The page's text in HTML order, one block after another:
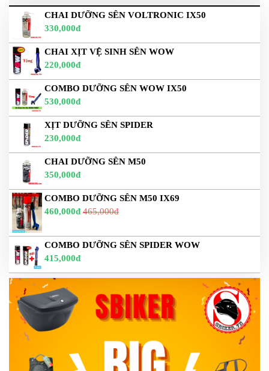
CHAI DƯỠNG SÊN VOLTRONIC IX50
330,000đ
CHAI XỊT VỆ SINH SÊN WOW
220,000đ
COMBO DƯỠNG SÊN WOW IX50
530,000đ
XỊT DƯỠNG SÊN SPIDER
230,000đ
CHAI DƯỠNG SÊN M50
350,000đ
COMBO DƯỠNG SÊN M50 IX69
460,000đ 465,000đ
COMBO DƯỠNG SÊN SPIDER WOW
415,000đ